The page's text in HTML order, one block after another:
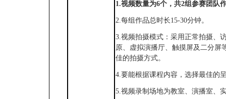
1.视频数量为6个，共2组参赛团队
2.每组作品总时长15-30分钟。
3.视频拍摄模式：采用正常拍摄、
原、虚拟演播厅、触摸屏及二分屏
佳的拍摄方式。
4.要能根据课程内容，选择最佳的
5.视频录制场地为教室、演播室、